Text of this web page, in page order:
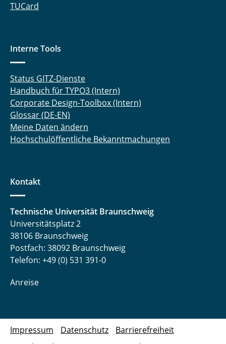
TUCard
Interne Tools
Status GITZ-Dienste
Handbuch für TYPO3 (Intern)
Corporate Design-Toolbox (Intern)
Glossar (DE-EN)
Meine Daten ändern
Hochschulöffentliche Bekanntmachungen
Kontakt
Technische Universität Braunschweig
Universitätsplatz 2
38106 Braunschweig
Postfach: 38092 Braunschweig
Telefon: +49 (0) 531 391-0
Anreise
Impressum Datenschutz Barrierefreiheit